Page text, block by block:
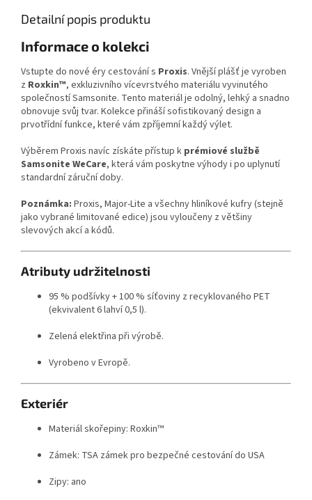
Detailní popis produktu
Informace o kolekci
Vstupte do nové éry cestování s Proxis. Vnější plášť je vyroben
z Roxkin™, exkluzivního vícevrstvého materiálu vyvinutého
společností Samsonite. Tento materiál je odolný, lehký a snadno
obnovuje svůj tvar. Kolekce přináší sofistikovaný design a
prvotřídní funkce, které vám zpříjemní každý výlet.
Výběrem Proxis navíc získáte přístup k prémiové službě
Samsonite WeCare, která vám poskytne výhody i po uplynutí
standardní záruční doby.
Poznámka: Proxis, Major-Lite a všechny hliníkové kufry (stejně
jako vybrané limitované edice) jsou vyloučeny z většiny
slevových akcí a kódů.
Atributy udržitelnosti
95 % podšívky + 100 % síťoviny z recyklovaného PET
(ekvivalent 6 lahví 0,5 l).
Zelená elektřina při výrobě.
Vyrobeno v Evropě.
Exteriér
Materiál skořepiny: Roxkin™
Zámek: TSA zámek pro bezpečné cestování do USA
Zipy: ano